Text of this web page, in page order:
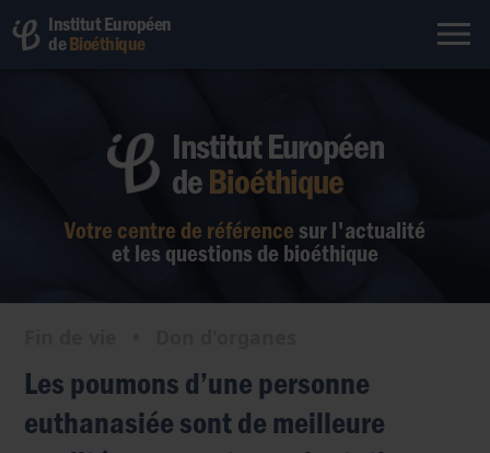
Institut Européen
deBioéthique
Votre centre de référence sur l'actualité
et les questions de bioéthique
Institut Européen
deBioéthique
Les poumons d’une personne
euthanasiée sont de meilleure